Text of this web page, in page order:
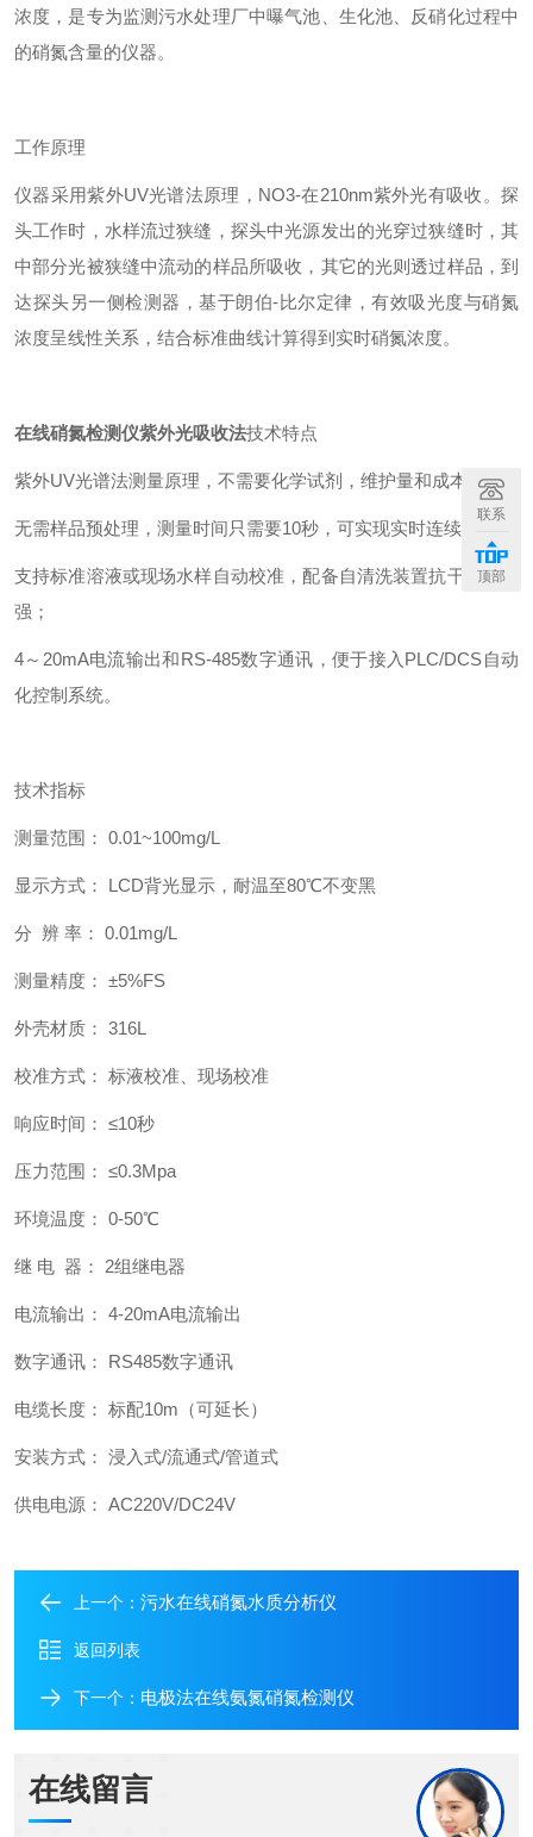
浓度，是专为监测污水处理厂中曝气池、生化池、反硝化过程中
的硝氮含量的仪器。
工作原理
仪器采用紫外UV光谱法原理，NO3-在210nm紫外光有吸收。探
头工作时，水样流过狭缝，探头中光源发出的光穿过狭缝时，其
中部分光被狭缝中流动的样品所吸收，其它的光则透过样品，到
达探头另一侧检测器，基于朗伯-比尔定律，有效吸光度与硝氮
浓度呈线性关系，结合标准曲线计算得到实时硝氮浓度。
在线硝氮检测仪紫外光吸收法技术特点
紫外UV光谱法测量原理，不需要化学试剂，维护量和成本低；
无需样品预处理，测量时间只需要10秒，可实现实时连续监测；
支持标准溶液或现场水样自动校准，配备自清洗装置抗干扰能力
强；
4～20mA电流输出和RS-485数字通讯，便于接入PLC/DCS自动
化控制系统。
技术指标
测量范围： 0.01~100mg/L
显示方式： LCD背光显示，耐温至80℃不变黑
分 辨 率： 0.01mg/L
测量精度： ±5%FS
外壳材质： 316L
校准方式： 标液校准、现场校准
响应时间： ≤10秒
压力范围： ≤0.3Mpa
环境温度： 0-50℃
继 电 器： 2组继电器
电流输出： 4-20mA电流输出
数字通讯： RS485数字通讯
电缆长度： 标配10m（可延长）
安装方式： 浸入式/流通式/管道式
供电电源： AC220V/DC24V
上一个： 污水在线硝氮水质分析仪
返回列表
下一个： 电极法在线氨氮硝氮检测仪
在线留言
联系
顶部